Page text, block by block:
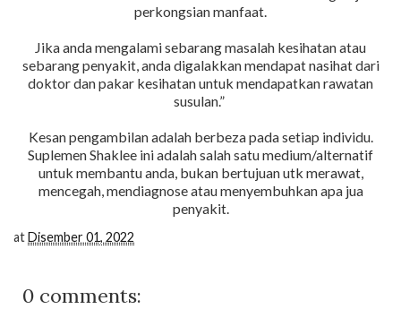
perkongsian manfaat.
Jika anda mengalami sebarang masalah kesihatan atau
sebarang penyakit, anda digalakkan mendapat nasihat dari
doktor dan pakar kesihatan untuk mendapatkan rawatan
susulan.”
Kesan pengambilan adalah berbeza pada setiap individu.
Suplemen Shaklee ini adalah salah satu medium/alternatif
untuk membantu anda, bukan bertujuan utk merawat,
mencegah, mendiagnose atau menyembuhkan apa jua
penyakit.
atDisember 01, 2022
0 comments: